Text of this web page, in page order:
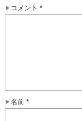
コメント *
名前 *